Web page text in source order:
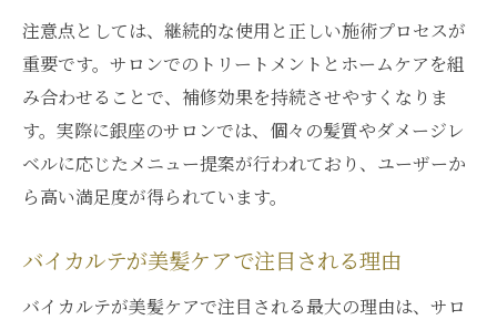
注意点としては、継続的な使用と正しい施術プロセスが
重要です。サロンでのトリートメントとホームケアを組
み合わせることで、補修効果を持続させやすくなりま
す。実際に銀座のサロンでは、個々の髪質やダメージレ
ベルに応じたメニュー提案が行われており、ユーザーか
ら高い満足度が得られています。
バイカルテが美髪ケアで注目される理由
バイカルテが美髪ケアで注目される最大の理由は、サロ